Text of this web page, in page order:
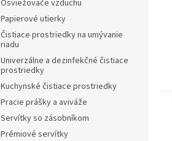
Osviežovače vzduchu
Papierové utierky
Čistiace prostriedky na umývanie
riadu
Univerzálne a dezinfekčné čistiace
prostriedky
Kuchynské čistiace prostriedky
Pracie prášky a aviváže
Servítky so zásobníkom
Prémiové servítky